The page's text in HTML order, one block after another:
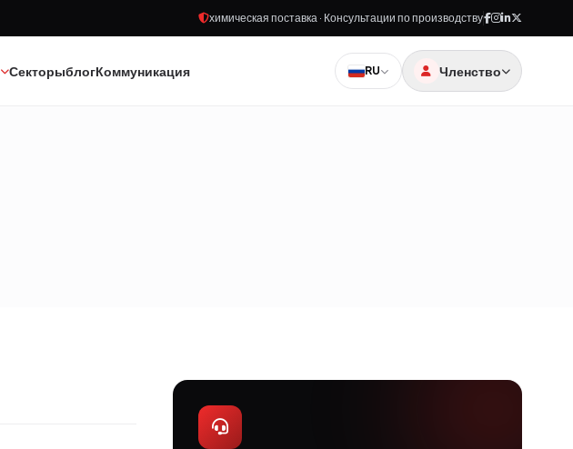
химическая поставка · Консультации по производству
СекторыблогКоммуникация RU Членство